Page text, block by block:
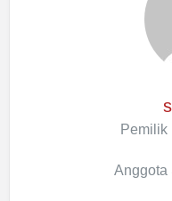
Pemilik
Anggota